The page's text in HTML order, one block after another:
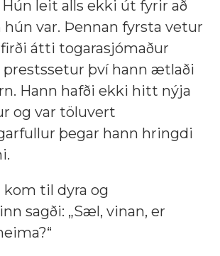
leit alls ekki út fyrir að
hún var. Þennan fyrsta vetur
átti togarasjómaður
prestssetur því hann ætlaði
Hann hafði ekki hitt nýja
og var töluvert
þegar hann hringdi
kom til dyra og
sagði: „Sæl, vinan, er